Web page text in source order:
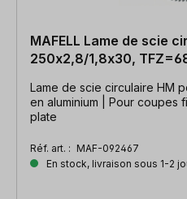
MAFELL Lame de scie
250x2,8/1,8x30,
Lame de scie circulaire HM
en aluminium | Pour coupes
plate
Réf. art. : MAF-092467
En stock, livraison sous 1-2